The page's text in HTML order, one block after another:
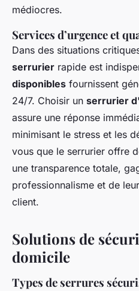
médiocres.
Services d’urgence et
Dans des situations
serrurier rapide est
disponibles fournissent
24/7. Choisir un serrurier
assure une réponse
minimisant le stress et les
vous que le serrurier offre
une transparence totale,
professionnalisme et de
client.
Solutions de
domicile
Types de serrures